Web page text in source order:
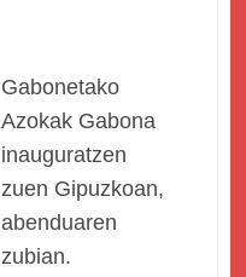
Gabonetako
Azokak Gabona
inauguratzen
zuen Gipuzkoan,
abenduaren
zubian.